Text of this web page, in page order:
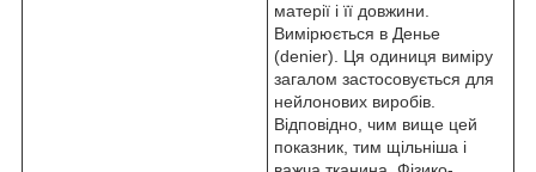
матерії і її довжини.
Вимірюється в Денье
(denier). Ця одиниця виміру
загалом застосовується для
нейлонових виробів.
Відповідно, чим вище цей
показник, тим щільніша і